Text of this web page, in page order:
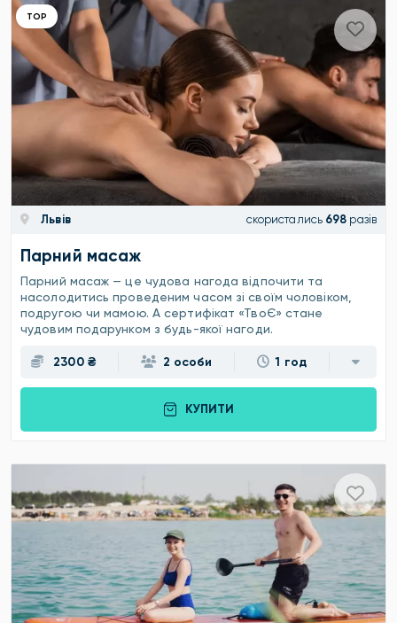
ТОР
Львів скористались 698 разів
Парний масаж
Парний масаж — це чудова нагода відпочити та
насолодитись проведеним часом зі своїм чоловіком,
подругою чи мамою. А сертифікат «ТвоЄ» стане
чудовим подарунком з будь-якої нагоди.
2300 ₴ 2 особи 1 год
КУПИТИ